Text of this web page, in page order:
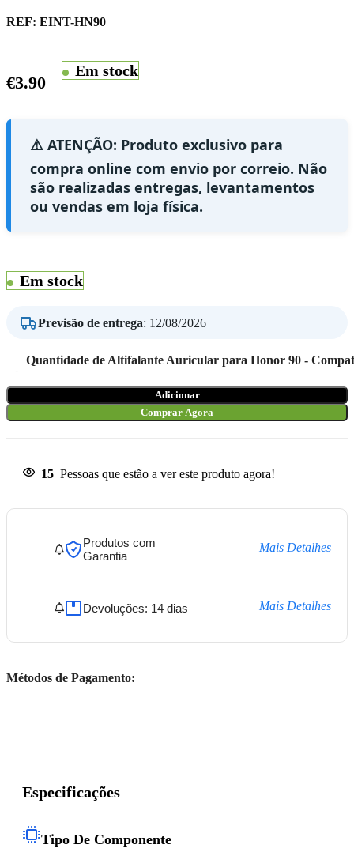
REF: EINT-HN90
€3.90
Em stock
⚠️ ATENÇÃO: Produto exclusivo para
compra online com envio por correio. Não
são realizadas entregas, levantamentos
ou vendas em loja física.
Em stock
Previsão de entrega: 12/08/2026
Quantidade de Altifalante Auricular para Honor 90 -
Adicionar
Comprar Agora
15 Pessoas que estão a ver este produto agora!
Produtos com
Garantia
Mais Detalhes
Devoluções: 14 dias Mais Detalhes
Métodos de Pagamento:
Especificações
Tipo De Componente